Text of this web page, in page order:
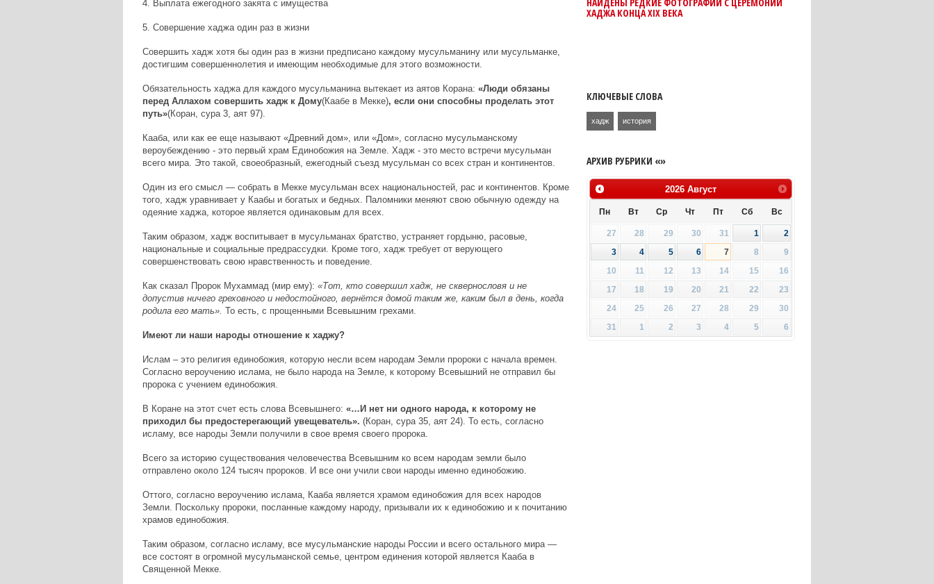
4.​ Выплата ежегодного закята с имущества
5.​ Совершение хаджа один раз в жизни
Совершить хадж хотя бы один раз в жизни предписано каждому мусульманину или мусульманке,
достигшим совершеннолетия и имеющим необходимые для этого возможности.
Обязательность хаджа для каждого мусульманина вытекает из аятов Корана: «Люди обязаны
перед Аллахом совершить хадж к Дому(Каабе в Мекке), если они способны проделать этот
путь»(Коран, сура 3, аят 97).
Кааба, или как ее еще называют «Древний дом», или «Дом», согласно мусульманскому
вероубеждению - это первый храм Единобожия на Земле. Хадж - это место встречи мусульман
всего мира. Это такой, своеобразный, ежегодный съезд мусульман со всех стран и континентов.
Один из его смысл — собрать в Мекке мусульман всех национальностей, рас и континентов. Кроме
того, хадж уравнивает у Каабы и богатых и бедных. Паломники меняют свою обычную одежду на
одеяние хаджа, которое является одинаковым для всех.
Таким образом, хадж воспитывает в мусульманах братство, устраняет гордыню, расовые,
национальные и социальные предрассудки. Кроме того, хадж требует от верующего
совершенствовать свою нравственность и поведение.
Как сказал Пророк Мухаммад (мир ему): «Тот, кто совершил хадж, не сквернословя и не
допустив ничего греховного и недостойного, вернётся домой таким же, каким был в день, когда
родила его мать». То есть, с прощенными Всевышним грехами.
Имеют ли наши народы отношение к хаджу?
Ислам – это религия единобожия, которую несли всем народам Земли пророки с начала времен.
Согласно вероучению ислама, не было народа на Земле, к которому Всевышний не отправил бы
пророка с учением единобожия.
В Коране на этот счет есть слова Всевышнего: «…И нет ни одного народа, к которому не
приходил бы предостерегающий увещеватель». (Коран, сура 35, аят 24). То есть, согласно
исламу, все народы Земли получили в свое время своего пророка.
Всего за историю существования человечества Всевышним ко всем народам земли было
отправлено около 124 тысяч пророков. И все они учили свои народы именно единобожию.
Оттого, согласно вероучению ислама, Кааба является храмом единобожия для всех народов
Земли. Поскольку пророки, посланные каждому народу, призывали их к единобожию и к почитанию
храмов единобожия.
Таким образом, согласно исламу, все мусульманские народы России и всего остального мира —
все состоят в огромной мусульманской семье, центром единения которой является Кааба в
Священной Мекке.
ХАДЖА КОНЦА XIX ВЕКА
КЛЮЧЕВЫЕ СЛОВА
хадж история
АРХИВ РУБРИКИ «»
2026 Август
Пн Вт Ср Чт Пт Сб Вс
27 28 29 30 31 1
2
3
4 5 6 7 8
9
10
11 12 13 14 15
16
17
18 19 20 21 22
23
24
25 26 27 28 29
30
31
1 2 3 4 5 6